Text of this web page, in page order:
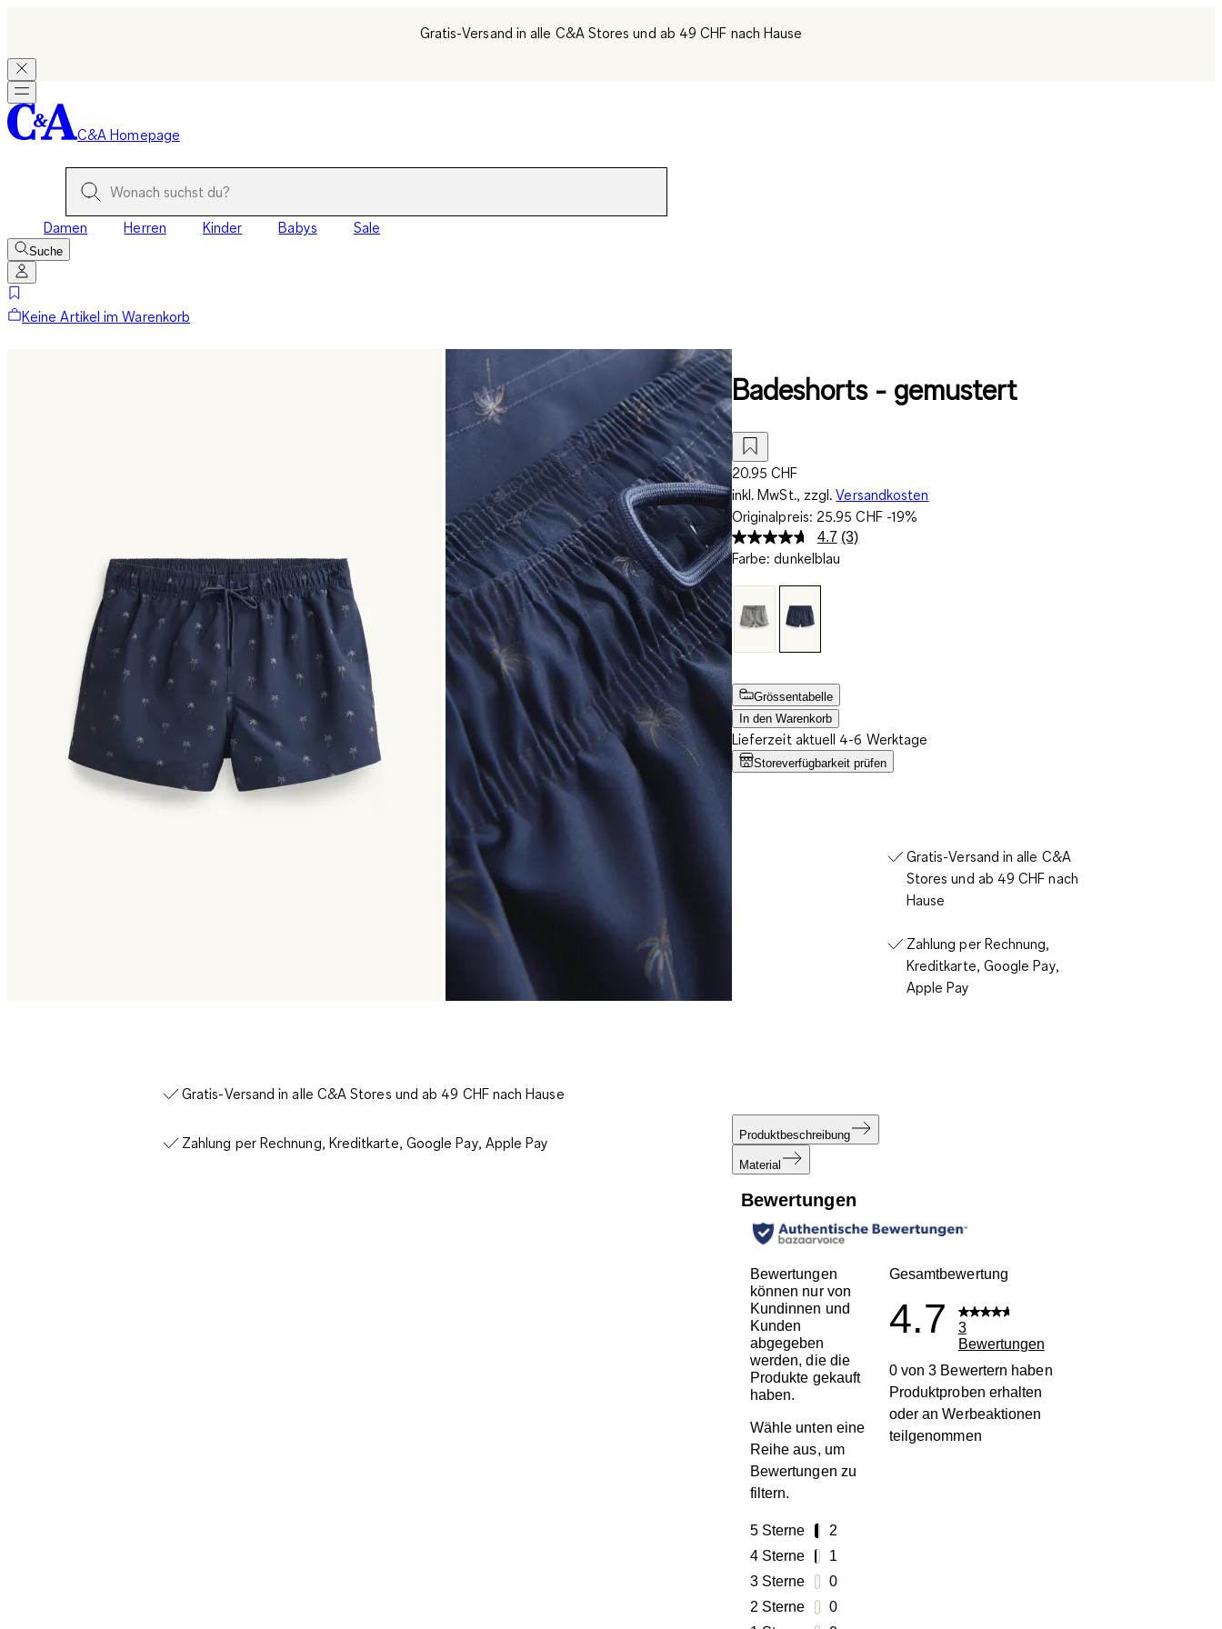
Gratis-Versand in alle C&A Stores und ab 49 CHF nach Hause
C&A Homepage
Damen Herren Kinder Babys Sale
Suche
Keine Artikel im Warenkorb
Gratis-Versand in alle C&A Stores und ab 49 CHF nach Hause
Zahlung per Rechnung, Kreditkarte, Google Pay, Apple Pay
Badeshorts - gemustert
20.95 CHF
inkl. MwSt., zzgl. Versandkosten
Originalpreis: 25.95 CHF-19%
4.7 3
(3)
Farbe: dunkelblau
Grössentabelle
In den Warenkorb
Lieferzeit aktuell 4-6 Werktage
Storeverfügbarkeit prüfen
Gratis-Versand in alle C&A
Stores und ab 49 CHF nach
Hause
Zahlung per Rechnung,
Kreditkarte, Google Pay,
Apple Pay
Produktbeschreibung
Material
Bewertungen
Bewertungen
können nur von
Kundinnen und
Kunden
abgegeben
werden, die die
Produkte gekauft
haben.
Wähle unten eine
Reihe aus, um
Bewertungen zu
filtern.
5 Sterne Sterne
2
2 Bewertungen mit 5 Sternen.
4 Sterne Sterne
1
1 Bewertung mit 4 Sternen.
3 Sterne Sterne
0
0 Bewertungen mit 3 Sternen.
2 Sterne Sterne
0
Gesamtbewertung
4.7
3
Bewertungen
0 von 3 Bewertern haben
Produktproben erhalten
oder an Werbeaktionen
teilgenommen